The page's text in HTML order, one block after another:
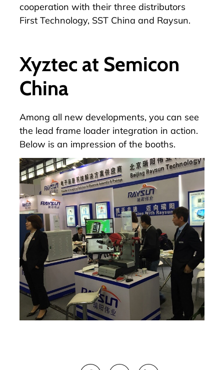
cooperation with their three distributors
First Technology, SST China and Raysun.
Xyztec at Semicon
China
Among all new developments, you can see
the lead frame loader integration in action.
Below is an impression of the booths.